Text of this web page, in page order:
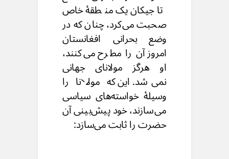
تاجیکان یک منطقهٔ خاص
صحبت می‌‌کرد، چنان که در
وضع بحرانی افغانستان
امروز آن را مطرح می‌کنند،
او هرگز مولانای جهانی
نمی‌‌شد. این که مولانا را
وسیلهٔ خواسته‌های سیاسی
می‌‌سازند، خود پیش‌بینی آن
حضرت را ثابت می‌‌سازد: